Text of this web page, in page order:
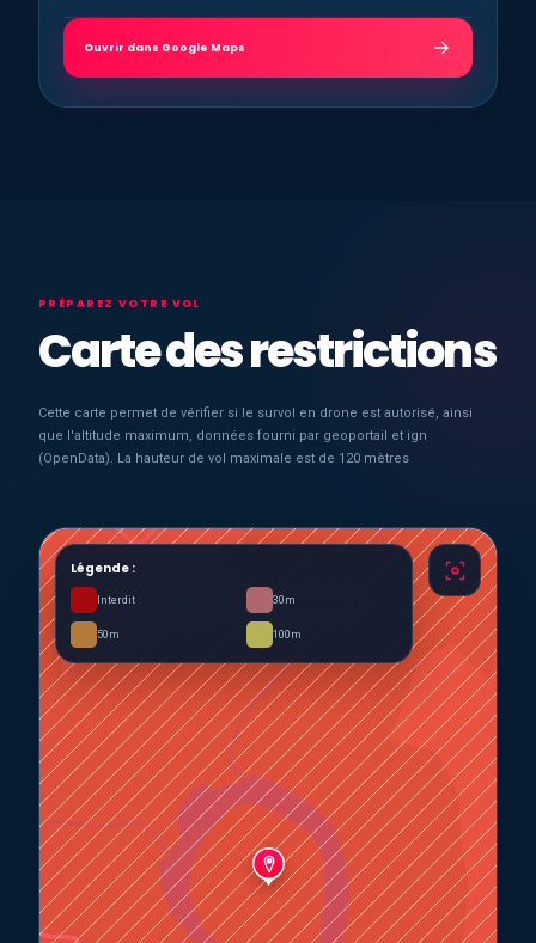
Ouvrir dans Google Maps
PRÉPAREZ VOTRE VOL
Carte des restrictions
Cette carte permet de vérifier si le survol en drone est autorisé, ainsi
que l'altitude maximum, données fourni par geoportail et ign
(OpenData). La hauteur de vol maximale est de 120 mètres
Légende :
Interdit 30m
50m 100m